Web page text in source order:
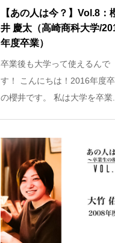
【あの人は今？】Vol.8：
井 慶太（高崎商科大学/
年度卒業）
卒業後も大学って使えるんで
す！ こんにちは！2016年度
の櫻井です。 私は大学を卒業